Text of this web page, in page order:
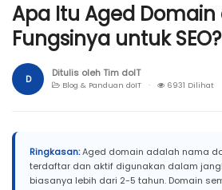
Apa Itu Aged
Fungsinya untuk SEO?
D Ditulis oleh Tim doIT
Blog & Panduan doIT · 6931 Dilihat
Ringkasan:Aged domain adalah nama
terdaftar dan aktif digunakan dalam
biasanya lebih dari 2-5 tahun. Domain